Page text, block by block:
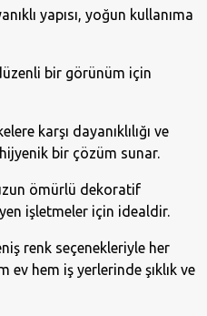
yapısı, yoğun kullanıma
bir görünüm için
karşı dayanıklılığı ve
bir çözüm sunar.
ömürlü dekoratif
işletmeler için idealdir.
renk seçenekleriyle her
ev hem iş yerlerinde şıklık ve